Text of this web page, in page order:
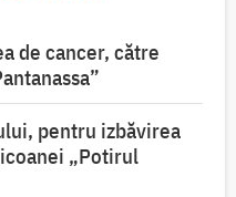
de cancer, către
pentru izbăvirea
„Potirul